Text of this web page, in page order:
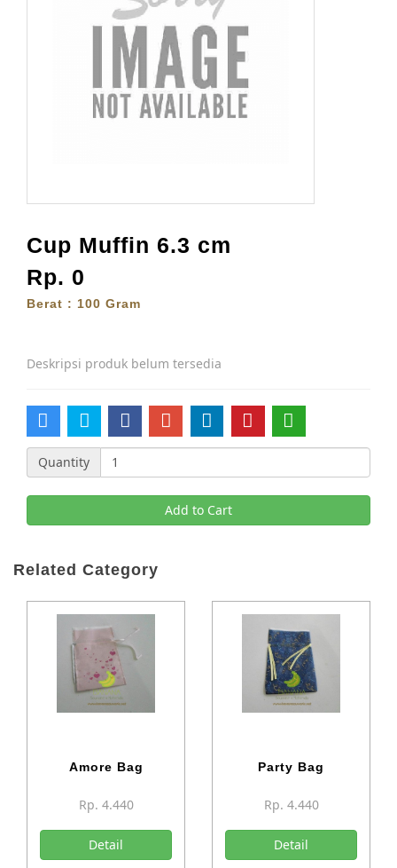
Cup Muffin 6.3 cm
Rp. 0
Berat : 100 Gram
Deskripsi produk belum tersedia
Quantity
Add to Cart
Related Category
Amore Bag
Rp. 4.440
Detail
Party Bag
Rp. 4.440
Detail